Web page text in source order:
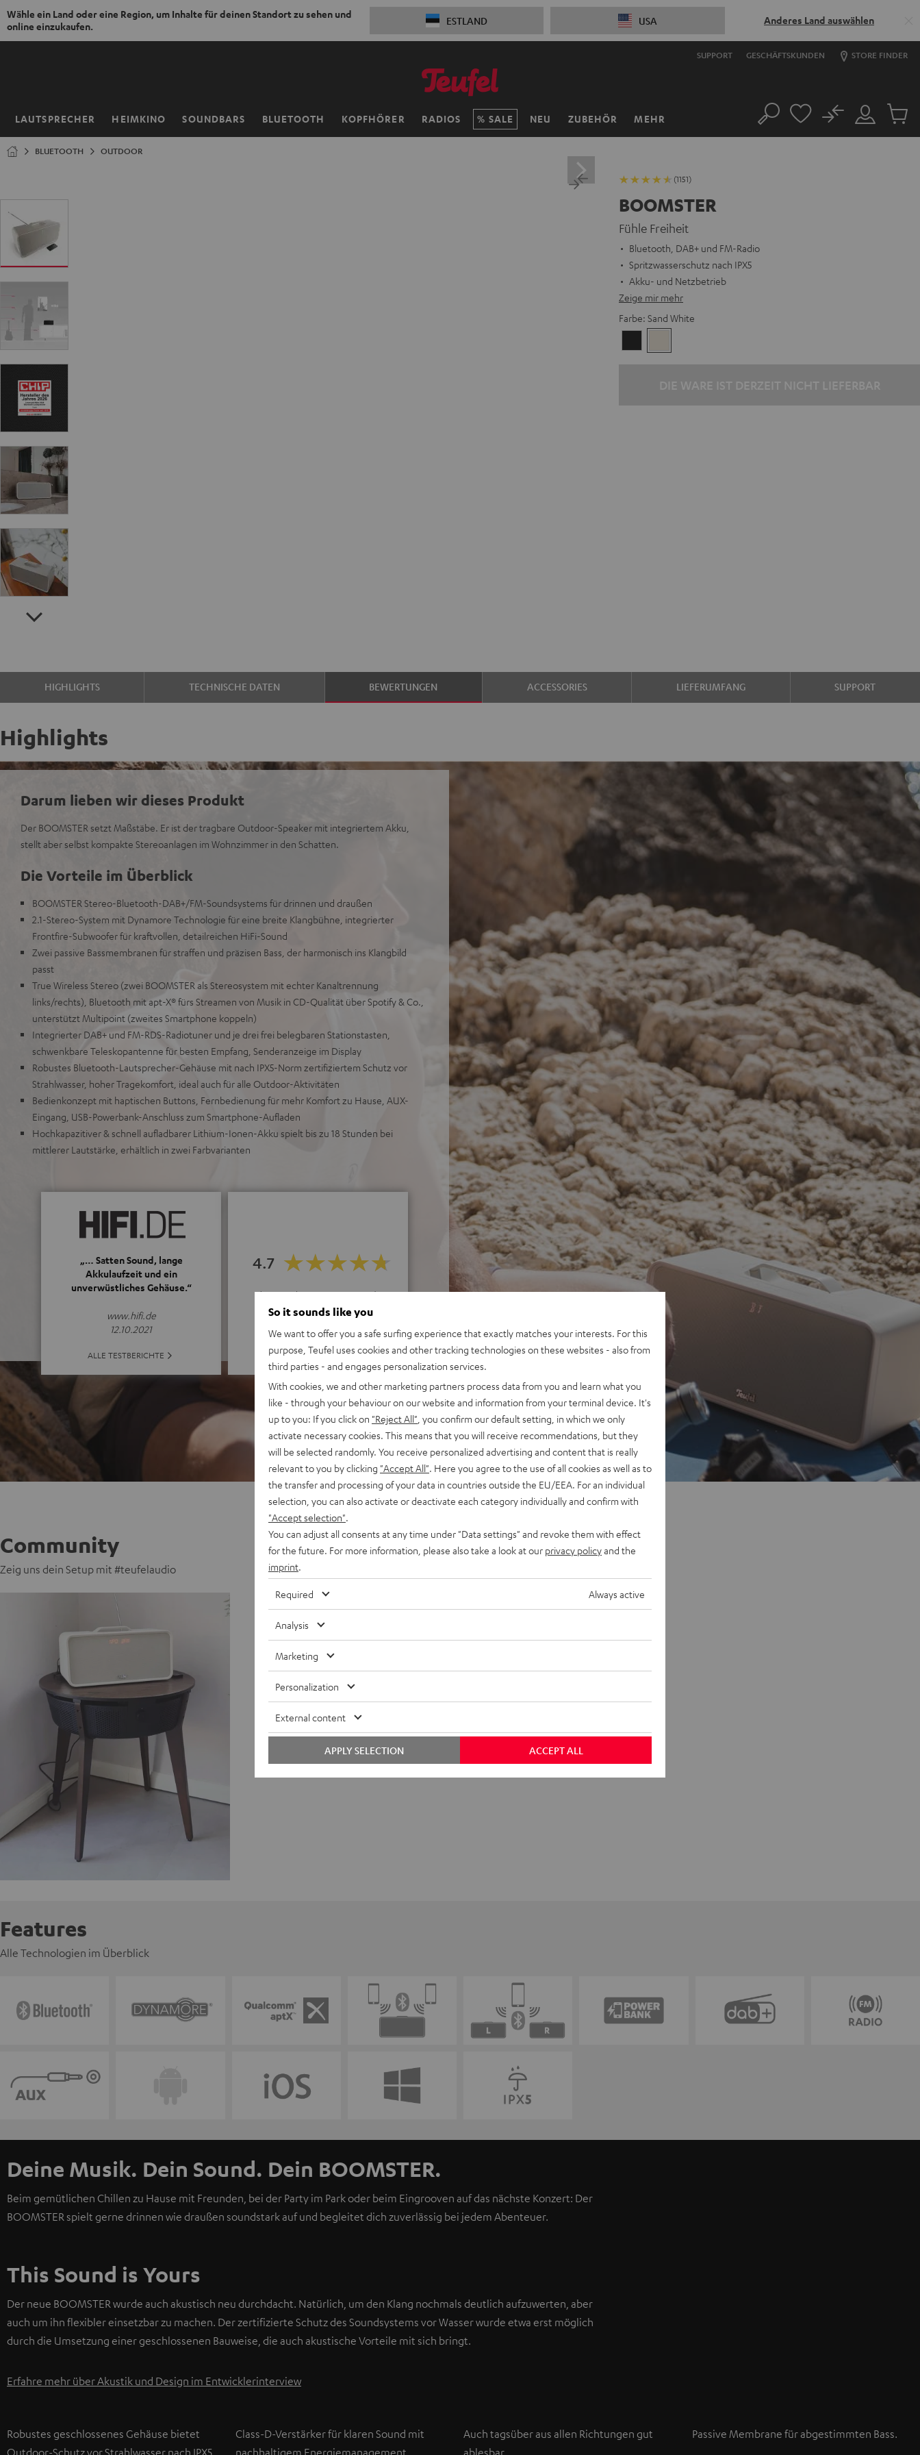
Wähle ein Land oder eine Region, um Inhalte für deinen Standort zu sehen und
online einzukaufen.
ESTLAND USA Anderes Land auswählen
ZUM
SUPPORT GESCHÄFTSKUNDEN STORE FINDER
LAUTSPRECHER HEIMKINO SOUNDBARS BLUETOOTH KOPFHÖRER RADIOS SALE NEU ZUBEHÖR MEHR
Startseite Suche
Mein
Konto
No
Artikel
BLUETOOTH OUTDOOR
(1151)
BOOMSTER
Fühle Freiheit
Bluetooth, DAB+ und FM-Radio
Spritzwasserschutz nach IPX5
Akku- und Netzbetrieb
Zeige mir mehr
Farbe: Sand White
Black White
HIGHLIGHTS TECHNISCHE DATEN BEWERTUNGEN ACCESSORIES LIEFERUMFANG SUPPORT
Highlights
Darum lieben wir dieses Produkt
Der BOOMSTER setzt Maßstäbe. Er ist der tragbare Outdoor-Speaker mit integriertem Akku,
stellt aber selbst kompakte Stereoanlagen im Wohnzimmer in den Schatten.
Die Vorteile im Überblick
BOOMSTER Stereo-Bluetooth-DAB+/FM-Soundsystems für drinnen und draußen
2.1-Stereo-System mit Dynamore Technologie für eine breite Klangbühne, integrierter
Frontfire-Subwoofer für kraftvollen, detailreichen HiFi-Sound
Zwei passive Bassmembranen für straffen und präzisen Bass, der harmonisch ins Klangbild
passt
True Wireless Stereo (zwei BOOMSTER als Stereosystem mit echter Kanaltrennung
links/rechts), Bluetooth mit apt-X® fürs Streamen von Musik in CD-Qualität über Spotify & Co.,
unterstützt Multipoint (zweites Smartphone koppeln)
Integrierter DAB+ und FM-RDS-Radiotuner und je drei frei belegbaren Stationstasten,
schwenkbare Teleskopantenne für besten Empfang, Senderanzeige im Display
Robustes Bluetooth-Lautsprecher-Gehäuse mit nach IPX5-Norm zertifiziertem Schutz vor
Strahlwasser, hoher Tragekomfort, ideal auch für alle Outdoor-Aktivitäten
Bedienkonzept mit haptischen Buttons, Fernbedienung für mehr Komfort zu Hause, AUX-
Eingang, USB-Powerbank-Anschluss zum Smartphone-Aufladen
Hochkapazitiver & schnell aufladbarer Lithium-Ionen-Akku spielt bis zu 18 Stunden bei
mittlerer Lautstärke, erhältlich in zwei Farbvarianten
„… Satten Sound, lange
Akkulaufzeit und ein
unverwüstliches Gehäuse.“
www.hifi.de
12.10.2021
ALLE TESTBERICHTE
4.7
(4.7 von 5 bei 1151 Bewertungen)
ALLE BEWERTUNGEN
Community
Zeig uns dein Setup mit #teufelaudio
Features
Alle Technologien im Überblick
Deine Musik. Dein Sound. Dein BOOMSTER.
Beim gemütlichen Chillen zu Hause mit Freunden, bei der Party im Park oder beim Eingrooven auf das nächste Konzert: Der
BOOMSTER spielt gerne drinnen wie draußen soundstark auf und begleitet dich zuverlässig bei jedem Abenteuer.
This Sound is Yours
Der neue BOOMSTER wurde auch akustisch neu durchdacht. Natürlich, um den Klang nochmals deutlich aufzuwerten, aber
auch um ihn flexibler einsetzbar zu machen. Der zertifizierte Schutz des Soundsystems vor Wasser wurde etwa erst möglich
durch die Umsetzung einer geschlossenen Bauweise, die auch akustische Vorteile mit sich bringt.
Erfahre mehr über Akustik und Design im Entwicklerinterview
Robustes geschlossenes Gehäuse bietet
Outdoor-Schutz vor Strahlwasser nach IPX5
Class-D-Verstärker für klaren Sound mit
nachhaltigem Energiemanagement.
Auch tagsüber aus allen Richtungen gut
ablesbar.
Passive Membrane für abgestimmten Bass.
So it sounds like you
We want to offer you a safe surfing experience that exactly matches your interests. For this
purpose, Teufel uses cookies and other tracking technologies on these websites - also from
third parties - and engages personalization services.
With cookies, we and other marketing partners process data from you and learn what you
like - through your behaviour on our website and information from your terminal device. It's
up to you: If you click on "Reject All" , you confirm our default setting, in which we only
activate necessary cookies. This means that you will receive recommendations, but they
will be selected randomly. You receive personalized advertising and content that is really
relevant to you by clicking "Accept All" . Here you agree to the use of all cookies as well as to
the transfer and processing of your data in countries outside the EU/EEA. For an individual
selection, you can also activate or deactivate each category individually and confirm with
"Accept selection"
You can adjust all consents at any time under "Data settings" and revoke them with effect
for the future. For more information, please also take a look at our privacy policyand the
imprint
Required Always active
Analysis
Marketing
Personalization
External content
ACCEPT ALL
APPLY SELECTION